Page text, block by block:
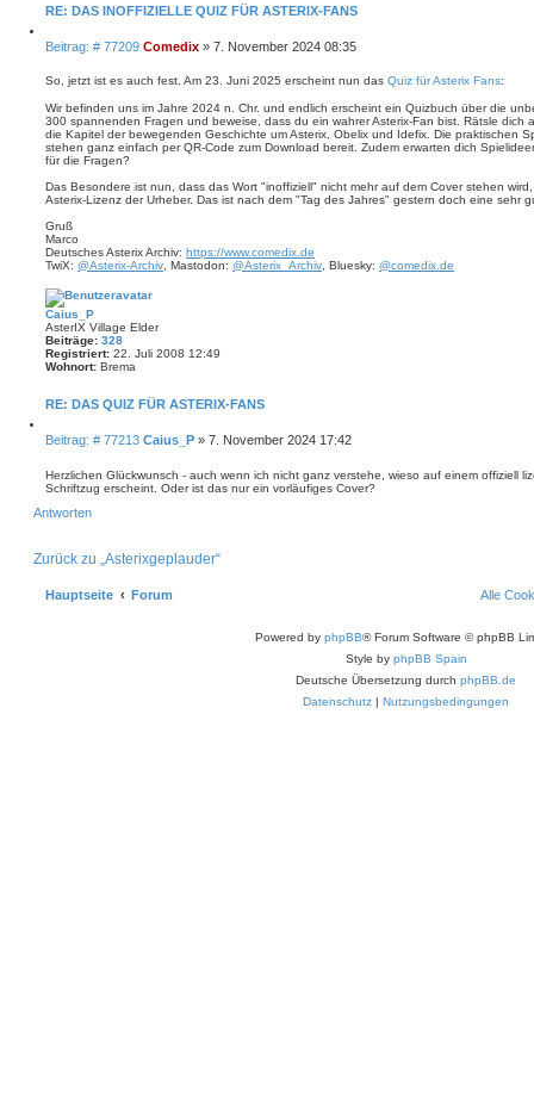
n
k
d
a
e
n
v
o
n
o
m
d
i
x
RE: DAS INOFFIZIELLE QUIZ FÜR ASTERIX-FANS
Z
i
r
e
n
Beitrag: # 77209B
i
r
a
g
Comedix » 7. November 2024 08:35
So, jetzt ist es auch fest. Am 23. Juni 2025 erscheint nun das Quiz für Asterix Fans:
Wir befinden uns im Jahre 2024 n. Chr. und endlich erscheint ein Quizbuch über die
300 spannenden Fragen und beweise, dass du ein wahrer Asterix-Fan bist. Rätsle dich
die Kapitel der bewegenden Geschichte um Asterix, Obelix und Idefix. Die praktischen
stehen ganz einfach per QR-Code zum Download bereit. Zudem erwarten dich
für die Fragen?
Das Besondere ist nun, dass das Wort "inoffiziell" nicht mehr auf dem Cover stehen
Asterix-Lizenz der Urheber. Das ist nach dem "Tag des Jahres" gestern doch eine sehr
Gruß
Marco
Deutsches Asterix Archiv: https://www.comedix.de
TwiX: @Asterix-Archiv , Mastodon: @Asterix_Archiv , Bluesky: @comedix.de
Caius_P
AsterIX Village Elder
Beiträge: 328
Registriert: 22. Juli 2008 12:49
Wohnort: Brema
RE: DAS QUIZ FÜR ASTERIX-FANS
Z
i
e
e
Beitrag: # 77213B
i
t
Caius_P » 7. November 2024 17:42
Herzlichen Glückwunsch - auch wenn ich nicht ganz verstehe, wieso auf einem offiziell
Schriftzug erscheint. Oder ist das nur ein vorläufiges Cover?
Antworten
Zurück zu „Asterixgeplauder“
Hauptseite Forum Alle
Powered by phpBB® Forum Software © phpBB
Style by phpBB Spain
Deutsche Übersetzung durch phpBB.de
Datenschutz | Nutzungsbedingungen